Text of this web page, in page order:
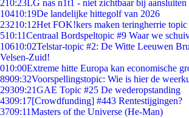
210:23LG nas n1t1 - niet zichtbaar bij aansluiten
10410:19De landelijke hittegolf van 2026
23210:12Het FOK!kers maken teringherrie topic
510:11Centraal Bordspeltopic #9 Waar we
10610:02Telstar-topic #2: De Witte Leeuwen
Velsen-Zuid!
010:00Extreme hitte Europa kan economische
8909:32Voorspellingstopic: Wie is hier de
29309:21GAE Topic #25 De wederopstanding
4309:17[Crowdfunding] #443 Rentestijgingen?
3709:11Masters of the Universe (He-Man)